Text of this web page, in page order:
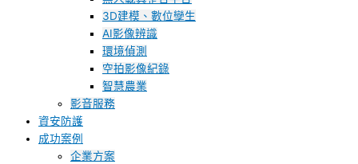
3D建模、數位孿生
AI影像辨識
環境偵測
空拍影像紀錄
智慧農業
影音服務
資安防護
成功案例
企業方案